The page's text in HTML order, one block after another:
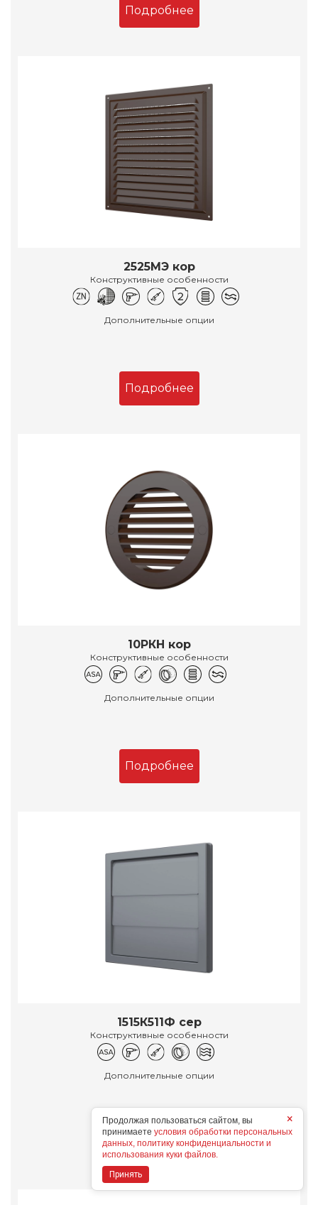
Подробнее
2525МЭ кор
Конструктивные особенности
Дополнительные опции
Подробнее
10РКН кор
Конструктивные особенности
Дополнительные опции
Подробнее
1515К511Ф сер
Конструктивные особенности
Дополнительные опции
Подробнее
×
Продолжая пользоваться сайтом, вы
принимаете условия обработки персональных
данных, политику конфиденциальности и
использования куки файлов.
Принять